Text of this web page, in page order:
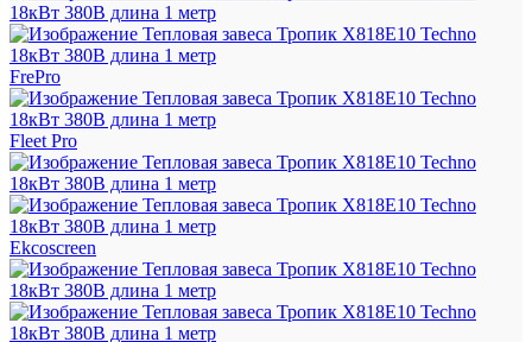
FrePro
Fleet Pro
Ekcoscreen